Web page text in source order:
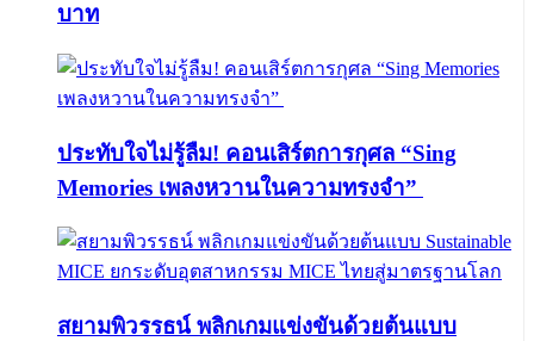
บาท
ประทับใจไม่รู้ลืม! คอนเสิร์ตการกุศล “Sing
Memories เพลงหวานในความทรงจำ”
สยามพิวรรธน์ พลิกเกมแข่งขันด้วยต้นแบบ